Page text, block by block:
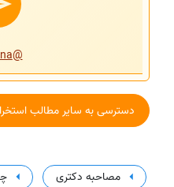
@pubsina
دسترسی به سایر مطالب
مصاحبه دکتری